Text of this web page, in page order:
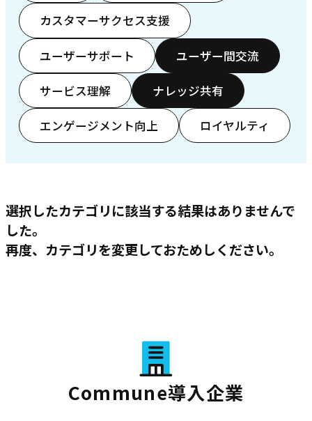
カスタマーサクセス支援
ユーザーサポート ユーザー間交流
サービス理解 ナレッジ共有
エンゲージメント向上 ロイヤルティ
選択したカテゴリに該当する結果はありませんで
した。
再度、カテゴリを変更しておためしください。
Commune導入企業